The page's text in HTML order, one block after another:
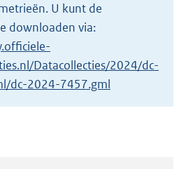
b
U kunt de
downloaden via:
Datacollecties/2024/dc-
dc-2024-7457.gml